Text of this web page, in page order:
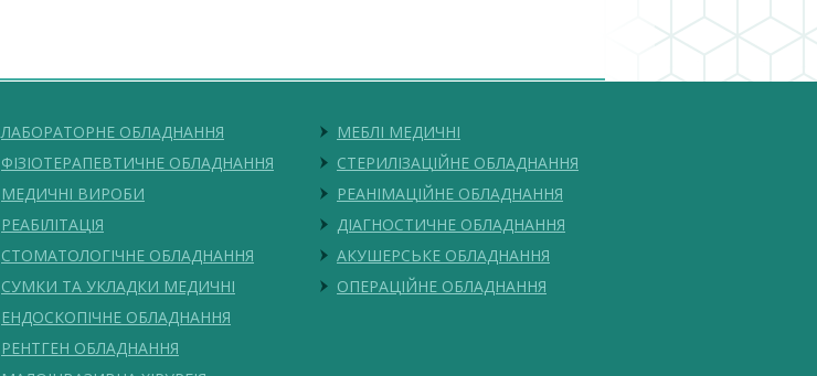
ЛАБОРАТОРНЕ ОБЛАДНАННЯ
ФІЗІОТЕРАПЕВТИЧНЕ ОБЛАДНАННЯ
МЕДИЧНІ ВИРОБИ
РЕАБІЛІТАЦІЯ
СТОМАТОЛОГІЧНЕ ОБЛАДНАННЯ
СУМКИ ТА УКЛАДКИ МЕДИЧНІ
ЕНДОСКОПІЧНЕ ОБЛАДНАННЯ
РЕНТГЕН ОБЛАДНАННЯ
МЕБЛІ МЕДИЧНІ
СТЕРИЛІЗАЦІЙНЕ ОБЛАДНАННЯ
РЕАНІМАЦІЙНЕ ОБЛАДНАННЯ
ДІАГНОСТИЧНЕ ОБЛАДНАННЯ
АКУШЕРСЬКЕ ОБЛАДНАННЯ
ОПЕРАЦІЙНЕ ОБЛАДНАННЯ